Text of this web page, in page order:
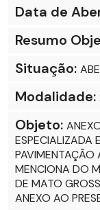
Data de
Resumo
Situação:
Modalidade:
Objeto:
ESPECIALIZADA
PAVIMENTAÇÃO
MENCIONA DO
DE MATO
ANEXO AO